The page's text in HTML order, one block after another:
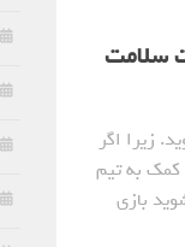
سلامت
زیرا اگر
کمک به تیم
بازی